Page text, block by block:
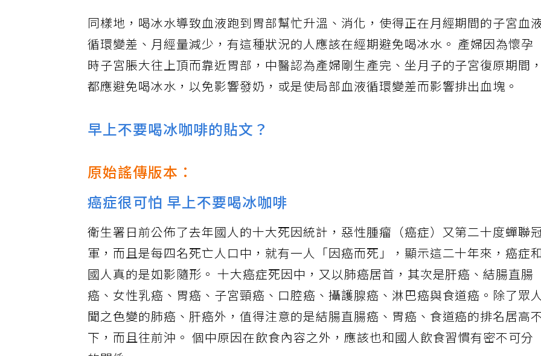
同樣地，喝冰水導致血液跑到胃部幫忙升溫、消化，使得正在月經期間的子宮血
循環變差、月經量減少，有這種狀況的人應該在經期避免喝冰水。 產婦因為懷孕
時子宮脹大往上頂而靠近胃部，中醫認為產婦剛生產完、坐月子的子宮復原期間，
都應避免喝冰水，以免影響發奶，或是使局部血液循環變差而影響排出血塊。
早上不要喝冰咖啡的貼文？
原始謠傳版本：
癌症很可怕 早上不要喝冰咖啡
衛生署日前公佈了去年國人的十大死因統計，惡性腫瘤（癌症）又第二十度蟬聯
軍，而且是每四名死亡人口中，就有一人「因癌而死」，顯示這二十年來，癌症
國人真的是如影隨形。 十大癌症死因中，又以肺癌居首，其次是肝癌、結腸直腸
癌、女性乳癌、胃癌、子宮頸癌、口腔癌、攝護腺癌、淋巴癌與食道癌。除了眾
聞之色變的肺癌、肝癌外，值得注意的是結腸直腸癌、胃癌、食道癌的排名居高不
下，而且往前沖。 個中原因在飲食內容之外，應該也和國人飲食習慣有密不可分